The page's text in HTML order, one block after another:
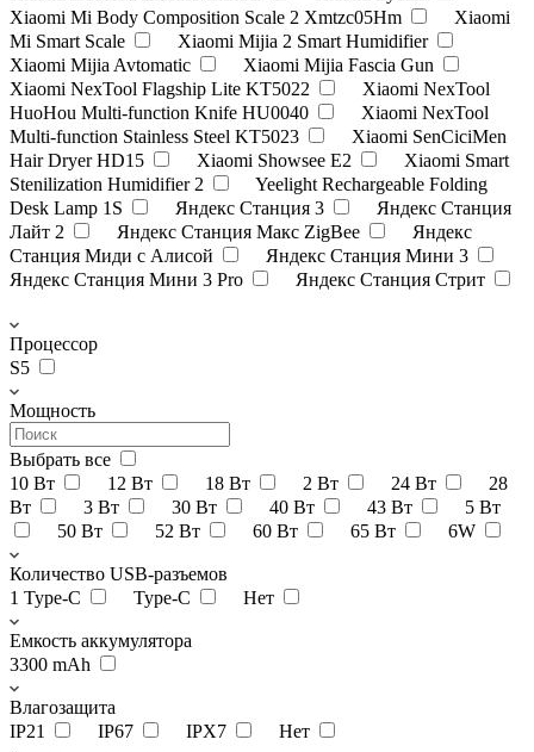
Xiaomi Mi Body Composition Scale 2 Xmtzc05Hm
Xiaomi
Mi Smart Scale
Xiaomi Mijia 2 Smart Humidifier
Xiaomi Mijia Avtomatic
Xiaomi Mijia Fascia Gun
Xiaomi NexTool Flagship Lite KT5022
Xiaomi NexTool
HuoHou Multi-function Knife HU0040
Xiaomi NexTool
Multi-function Stainless Steel KT5023
Xiaomi SenCiciMen
Hair Dryer HD15
Xiaomi Showsee E2
Xiaomi Smart
Stenilization Humidifier 2
Yeelight Rechargeable Folding
Desk Lamp 1S
Яндекс Станция 3
Яндекс Станция
Лайт 2
Яндекс Станция Макс ZigBee
Яндекс
Станция Миди с Алисой
Яндекс Станция Мини 3
Яндекс Станция Мини 3 Pro
Яндекс Станция Стрит
Процессор
S5
Мощность
Выбрать все
10 Вт
12 Вт 18 Вт 2 Вт 24 Вт
28
Вт
3 Вт 30 Вт 40 Вт 43 Вт
5 Вт
50 Вт
52 Вт 60 Вт 65 Вт 6W
Количество USB-разъемов
1 Type-C
Type-C Нет
Емкость аккумулятора
3300 mAh
Влагозащита
IP21
IP67 IPX7 Нет